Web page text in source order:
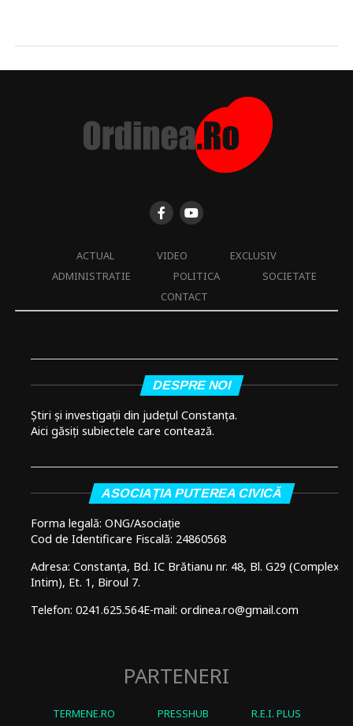
ACTUAL VIDEO
EXCLUSIV
ADMINISTRATIE
POLITICA
SOCIETATE
CONTACT
DESPRE NOI
Știri și investigații din județul Constanța.
Aici găsiți subiectele care contează.
ASOCIAȚIA PUTEREA CIVICĂ
Forma legală: ONG/Asociație
Cod de Identificare Fiscală: 24860568
Adresa: Constanța, Bd. IC Brătianu nr. 48, Bl. G29 (Complex
Intim), Et. 1, Biroul 7.
Telefon: 0241.625.564E-mail: ordinea.ro@gmail.com
PARTENERI
TERMENE.RO PRESSHUB R.E.I. PLUS